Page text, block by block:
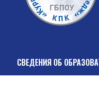
СВЕДЕНИЯ ОБ